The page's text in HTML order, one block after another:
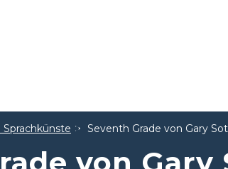
Sprachkünste Seventh Grade von Gary